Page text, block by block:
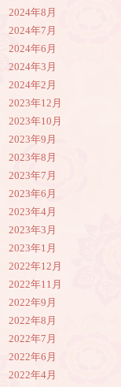
2024年8月
2024年7月
2024年6月
2024年3月
2024年2月
2023年12月
2023年10月
2023年9月
2023年8月
2023年7月
2023年6月
2023年4月
2023年3月
2023年1月
2022年12月
2022年11月
2022年9月
2022年8月
2022年7月
2022年6月
2022年4月